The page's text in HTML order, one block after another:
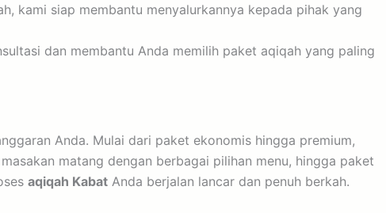
kami siap membantu menyalurkannya kepada pihak yang
dan membantu Anda memilih paket aqiqah yang paling
Anda. Mulai dari paket ekonomis hingga premium,
matang dengan berbagai pilihan menu, hingga paket
aqiqah Kabat Anda berjalan lancar dan penuh berkah.